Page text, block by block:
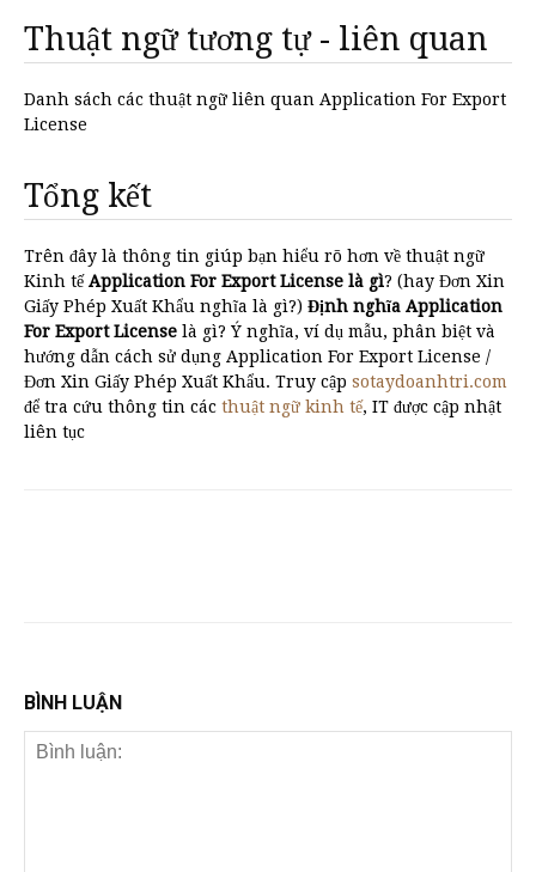
Thuật ngữ tương tự - liên quan
Danh sách các thuật ngữ liên quan Application For Export
License
Tổng kết
Trên đây là thông tin giúp bạn hiểu rõ hơn về thuật ngữ
Kinh tếApplication For Export License là gì? (hay Đơn Xin
Giấy Phép Xuất Khẩu nghĩa là gì?) Định nghĩa Application
For Export License là gì? Ý nghĩa, ví dụ mẫu, phân biệt và
hướng dẫn cách sử dụng Application For Export License /
Đơn Xin Giấy Phép Xuất Khẩu. Truy cập sotaydoanhtri.com
để tra cứu thông tin các thuật ngữ kinh tế, IT được cập nhật
liên tục
BÌNH LUẬN